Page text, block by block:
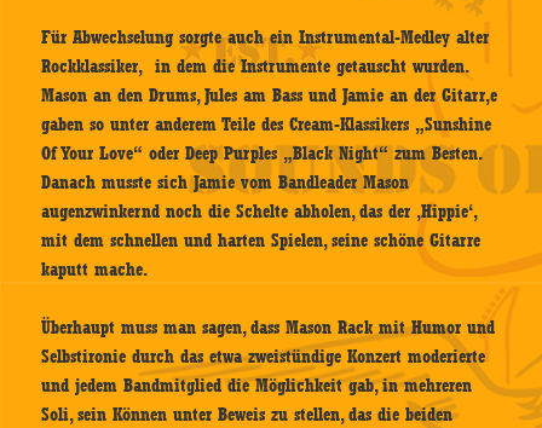
Für Abwechselung sorgte auch ein Instrumental-Medley alter
Rockklassiker, in dem die Instrumente getauscht wurden.
Mason an den Drums, Jules am Bass und Jamie an der Gitarr,e
gaben so unter anderem Teile des Cream-Klassikers „Sunshine
Of Your Love“ oder Deep Purples „Black Night“ zum Besten.
Danach musste sich Jamie vom Bandleader Mason
augenzwinkernd noch die Schelte abholen, das der ‚Hippie‘,
mit dem schnellen und harten Spielen, seine schöne Gitarre
kaputt mache.
Überhaupt muss man sagen, dass Mason Rack mit Humor und
Selbstironie durch das etwa zweistündige Konzert moderierte
und jedem Bandmitglied die Möglichkeit gab, in mehreren
Soli, sein Können unter Beweis zu stellen, das die beiden